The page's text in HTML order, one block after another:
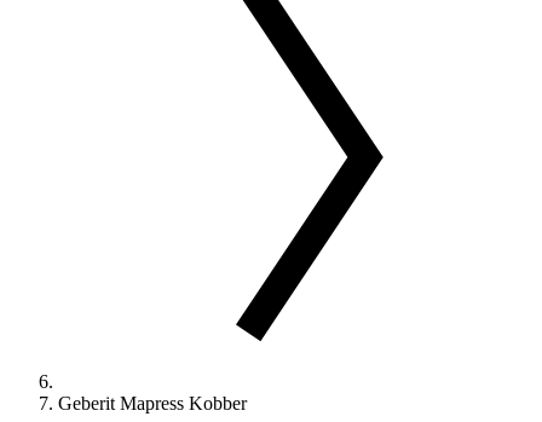
Geberit Mapress Kobber